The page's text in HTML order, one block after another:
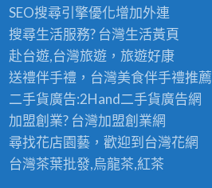
SEO搜尋引擎優化增加外連
搜尋生活服務? 台灣生活黃頁
赴台遊,台灣旅遊，旅遊好康
送禮伴手禮，台灣美食伴手禮推薦
二手貨廣告:2Hand二手貨廣告網
加盟創業? 台灣加盟創業網
尋找花店園藝，歡迎到 台灣花網
台灣茶葉批發,烏龍茶,紅茶